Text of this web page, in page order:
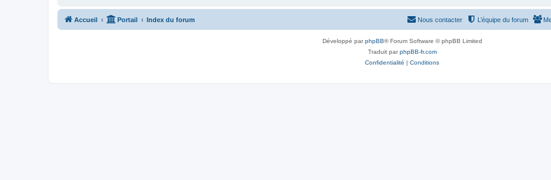
Accueil Portail Index du forum L’équipe du forum
Nous contacter
Développé parphpBB® Forum Software © phpBB Limited
Traduit parphpBB-fr.com
Confidentialité | Conditions